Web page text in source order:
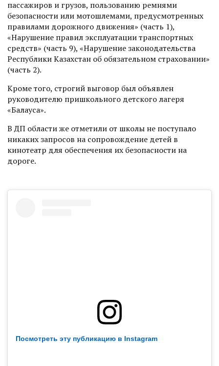
пассажиров и грузов, пользованию ремнями
безопасности или мотошлемами, предусмотренных
правилами дорожного движения» (часть 1),
«Нарушение правил эксплуатации транспортных
средств» (часть 9), «Нарушение законодательства
Республики Казахстан об обязательном страховании»
(часть 2).
Кроме того, строгий выговор был объявлен
руководителю пришкольного детского лагеря
«Балауса».
В ДП области же отметили от школы не поступало
никаких запросов на сопровождение детей в
кинотеатр для обеспечения их безопасности на
дороге.
Посмотреть эту публикацию в Instagram